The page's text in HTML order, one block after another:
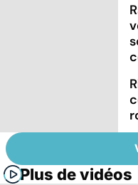
Plus de vidéos